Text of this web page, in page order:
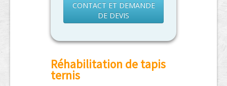
CONTACT ET DEMANDE
DE DEVIS
Réhabilitation de tapis
ternis